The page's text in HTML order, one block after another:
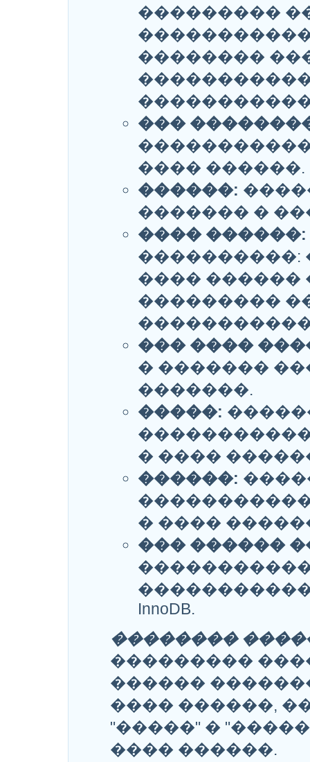
���������
��������
���
���� ������.
������:
������� �
���� ������:
����������:
���� ������
���������
��� ����
� �������
�������.
�����:
� ����
������:
� ����
��� ������
InnoDB.
��������
���������
������
���� ������,
"�����" �
���� ������.